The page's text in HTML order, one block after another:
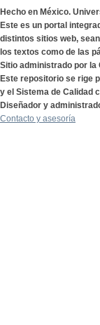
Hecho en México.
Este es un portal
distintos sitios web,
los textos como de las
Sitio administrado por la
Este repositorio se rige
y el Sistema de Calidad
Diseñador y
Contacto y asesoría